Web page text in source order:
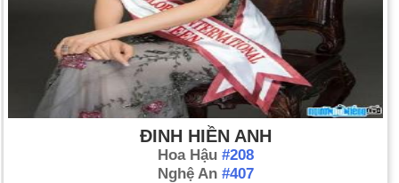
ĐINH HIỀN ANH
Hoa Hậu #208
Nghệ An #407